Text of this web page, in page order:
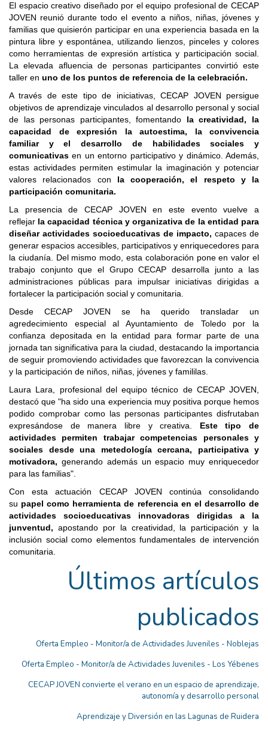
El espacio creativo diseñado por el equipo profesional de CECAP
JOVEN reunió durante todo el evento a niños, niñas, jóvenes y
familias que quisierón participar en una experiencia basada en la
pintura libre y espontánea, utilizando lienzos, pinceles y colores
como herramientas de expresión artística y participación social.
La elevada afluencia de personas participantes convirtió este
taller en uno de los puntos de referencia de la celebración.
A través de este tipo de iniciativas, CECAP JOVEN persigue
objetivos de aprendizaje vinculados al desarrollo personal y social
de las personas participantes, fomentando la creatividad, la
capacidad de expresión la autoestima, la convivencia
familiar y el desarrollo de habilidades sociales y
comunicativasen un entorno participativo y dinámico. Además,
estas actividades permiten estimular la imaginación y potenciar
valores relacionados con la cooperación, el respeto y la
participación comunitaria.
La presencia de CECAP JOVEN en este evento vuelve a
reflejar la capacidad técnica y organizativa de la entidad para
diseñar actividades socioeducativas de impacto, capaces de
generar espacios accesibles, participativos y enriquecedores para
la ciudanía. Del mismo modo, esta colaboración pone en valor el
trabajo conjunto que el Grupo CECAP desarrolla junto a las
administraciones públicas para impulsar iniciativas dirigidas a
fortalecer la participación social y comunitaria.
Desde CECAP JOVEN se ha querido transladar un
agredecimiento especial al Ayuntamiento de Toledo por la
confianza depositada en la entidad para formar parte de una
jornada tan significativa para la ciudad, destacando la importancia
de seguir promoviendo actividades que favorezcan la convivencia
y la participación de niños, niñas, jóvenes y famililas.
Laura Lara, profesional del equipo técnico de CECAP JOVEN,
destacó que "ha sido una experiencia muy positiva porque hemos
podido comprobar como las personas participantes disfrutaban
expresándose de manera libre y creativa. Este tipo de
actividades permiten trabajar competencias personales y
sociales desde una metedología cercana, participativa y
motivadora, generando además un espacio muy enriquecedor
para las familias".
Con esta actuación CECAP JOVEN continúa consolidando
su papel como herramienta de referencia en el desarrollo de
actividades socioeducativas innovadoras dirigidas a la
junventud, apostando por la creatividad, la participación y la
inclusión social como elementos fundamentales de intervención
comunitaria.
Últimos artículos
publicados
Oferta Empleo - Monitor/a de Actividades Juveniles - Noblejas
Oferta Empleo - Monitor/a de Actividades Juveniles - Los Yébenes
CECAP JOVEN convierte el verano en un espacio de aprendizaje,
autonomía y desarrollo personal
Aprendizaje y Diversión en las Lagunas de Ruidera